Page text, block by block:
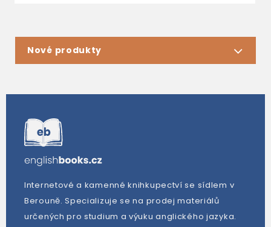
Nové produkty
Internetové a kamenné knihkupectví se sídlem v
Berouně. Specializuje se na prodej materiálů
určených pro studium a výuku anglického jazyka.